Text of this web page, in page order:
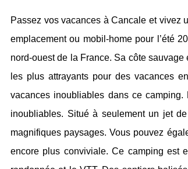
Passez vos vacances à Cancale et vivez
emplacement ou mobil-home pour l’été
nord-ouest de la France. Sa côte
les plus attrayants pour des vacances
vacances inoubliables dans ce
inoubliables. Situé à seulement un jet
magnifiques paysages. Vous pouvez
encore plus conviviale. Ce camping est